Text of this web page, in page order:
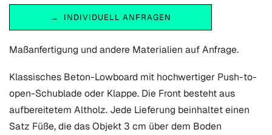
INDIVIDUELL ANFRAGEN
Maßanfertigung und andere Materialien auf Anfrage.
Klassisches Beton-Lowboard mit hochwertiger Push-to-
open-Schublade oder Klappe. Die Front besteht aus
aufbereitetem Altholz. Jede Lieferung beinhaltet einen
Satz Füße, die das Objekt 3 cm über dem Boden